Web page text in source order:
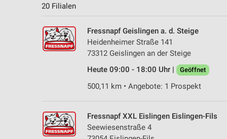
20 Filialen
Fressnapf Geislingen a. d. Steige
Heidenheimer Straße 141
73312 Geislingen an der Steige
Heute 09:00 - 18:00 Uhr |
Geöffnet
500,11 km • Angebote: 1 Prospekt
Fressnapf XXL Eislingen Eislingen-Fils
Seewiesenstraße 4